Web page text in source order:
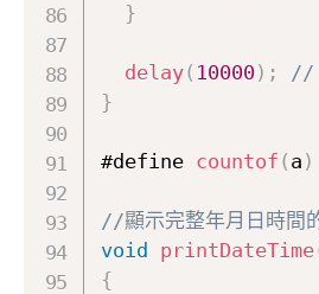
}
delay( 10000) ;
//
}
#define countof ( a )
//顯示完整年月日時間
void
printDateTime
{